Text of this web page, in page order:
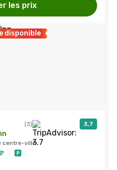
les prix
disponible
(3) 3,7
centre-ville